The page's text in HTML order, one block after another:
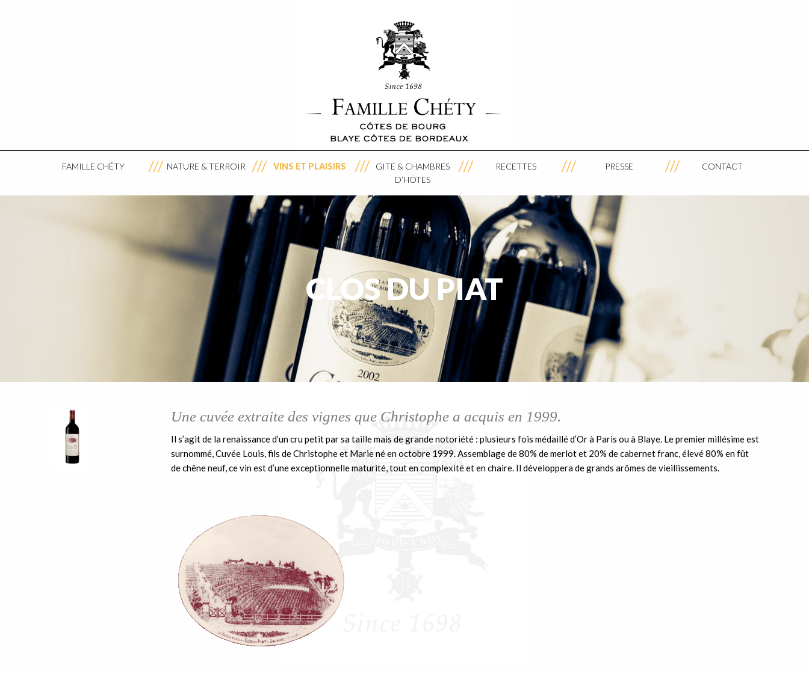
FAMILLE CHÉTY NATURE & TERROIR VINS ET PLAISIRS
GITE & CHAMBRES
D’HÔTES
RECETTES PRESSE CONTACT
CLOS DU PIAT
Une cuvée extraite des vignes que Christophe a acquis en 1999.
Il s’agit de la renaissance d’un cru petit par sa taille mais de grande notoriété : plusieurs fois médaillé d’Or à Paris ou à Blaye. Le premier millésime est
surnommé, Cuvée Louis, fils de Christophe et Marie né en octobre 1999. Assemblage de 80% de merlot et 20% de cabernet franc, élevé 80% en fût
de chêne neuf, ce vin est d’une exceptionnelle maturité, tout en complexité et en chaire. Il développera de grands arômes de vieillissements.